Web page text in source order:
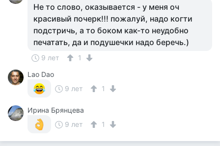
Не то слово, оказывается - у меня оч
красивый почерк!!! пожалуй, надо когти
подстричь, а то боком как-то неудобно
печатать, да и подушечки надо беречь.)
9 лет
1
Lao Dao
9 лет
1
Ирина Брянцева
9 лет
1